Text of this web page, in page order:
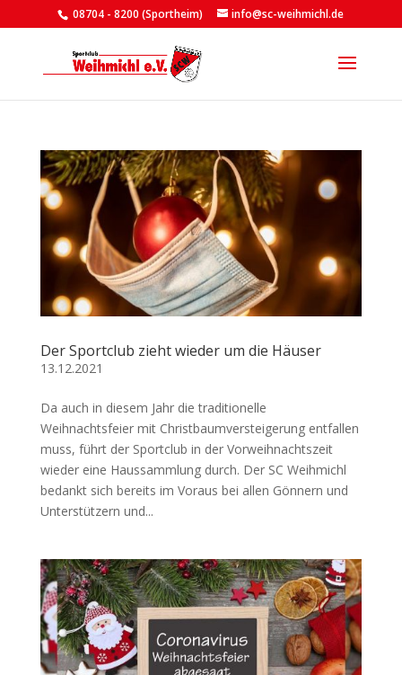
08704 - 8200 (Sportheim) info@sc-weihmichl.de
Der Sportclub zieht wieder um die Häuser
13.12.2021
Da auch in diesem Jahr die traditionelle
Weihnachtsfeier mit Christbaumversteigerung entfallen
muss, führt der Sportclub in der Vorweihnachtszeit
wieder eine Haussammlung durch. Der SC Weihmichl
bedankt sich bereits im Voraus bei allen Gönnern und
Unterstützern und...